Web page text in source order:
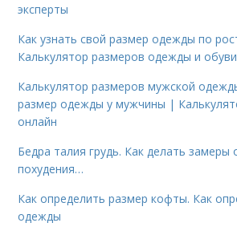
эксперты
Как узнать свой размер одежды по
Калькулятор размеров одежды и обуви
Калькулятор размеров мужской
размер одежды у мужчины |
онлайн
Бедра талия грудь. Как делать
похудения…
Как определить размер кофты. Как
одежды